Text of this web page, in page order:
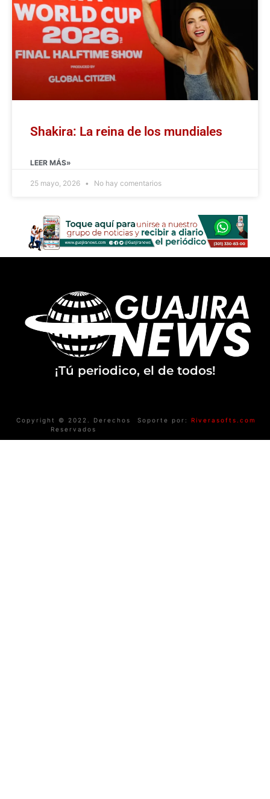
Shakira: La reina de los mundiales
LEER MÁS»
25 mayo, 2026 No hay comentarios
¡Tú periodico, el de todos!
Copyright © 2022. Derechos
Reservados
Soporte por: Riverasofts.com